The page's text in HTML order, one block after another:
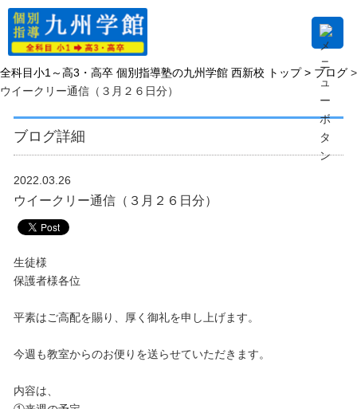
全科目小1～高3・高卒 個別指導塾の九州学館 西新校 トップ > ブログ >
ウイークリー通信（３月２６日分）
ブログ詳細
2022.03.26
ウイークリー通信（３月２６日分）
生徒様
保護者様各位
平素はご高配を賜り、厚く御礼を申し上げます。
今週も教室からのお便りを送らせていただきます。
内容は、